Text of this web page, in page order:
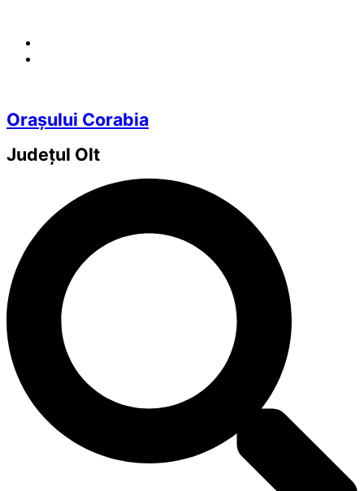
Orașului Corabia
Județul Olt